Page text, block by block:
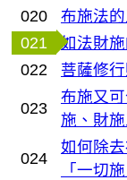
020
布施法
021
如法財
022
菩薩修
023
布施又
施、財
024
如何除
「一切